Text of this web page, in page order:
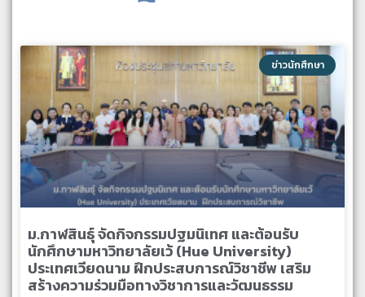
ข่าวนักศึกษา
ม.กาฬสินธุ์ จัดกิจกรรมปฐมนิเทศ และต้อนรับ
นักศึกษามหาวิทยาลัยเว้ (Hue University)
ประเทศเวียดนาม ฝึกประสบการณ์วิชาชีพ เสริม
สร้างความร่วมมือทางวิชาการและวัฒนธรรม